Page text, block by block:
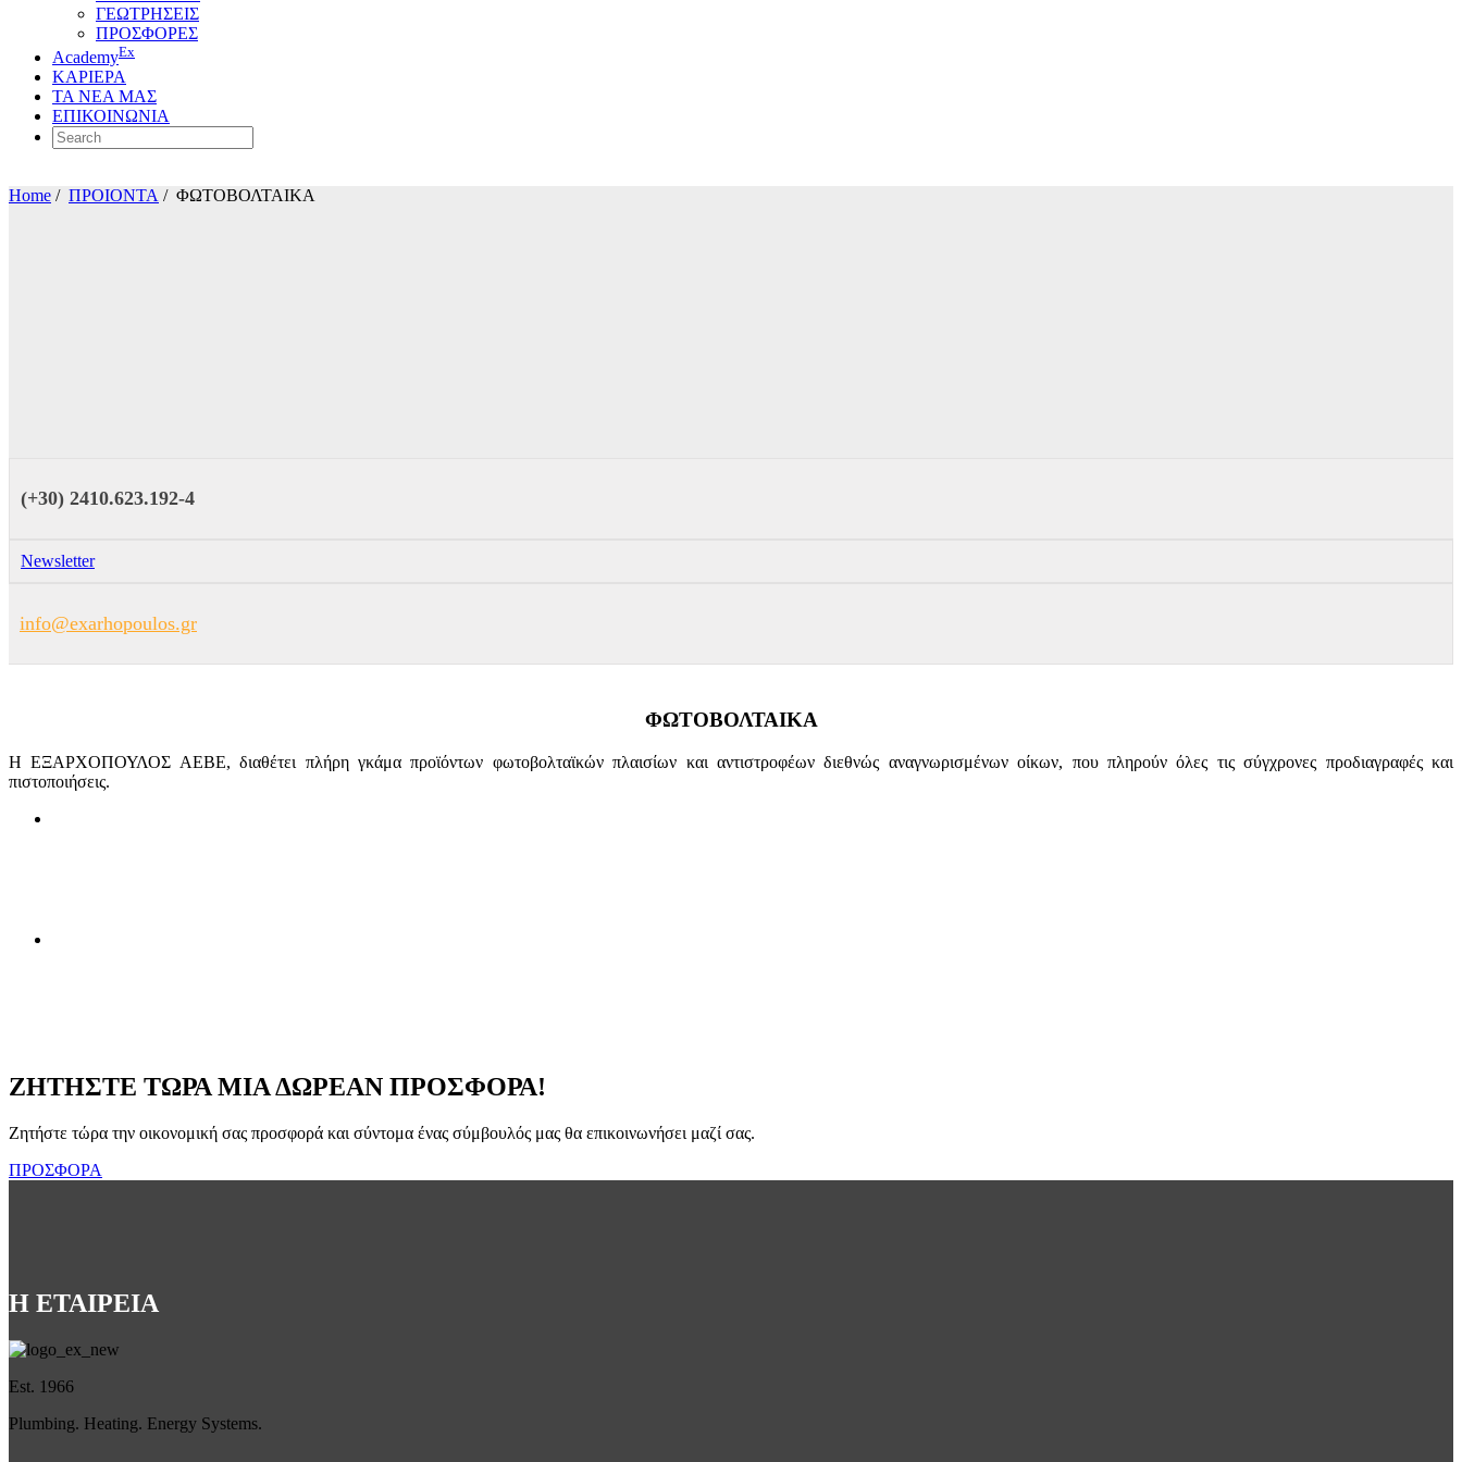
ΓΕΩΤΡΗΣΕΙΣ
ΠΡΟΣΦΟΡΕΣ
AcademyEx
ΚΑΡΙΕΡΑ
ΤΑ ΝΕΑ ΜΑΣ
ΕΠΙΚΟΙΝΩΝΙΑ
Home / ΠΡΟΙΟΝΤΑ / ΦΩΤΟΒΟΛΤΑΙΚΑ
(+30) 2410.623.192-4
Newsletter
info@exarhopoulos.gr
ΦΩΤΟΒΟΛΤΑΙΚΑ
Η ΕΞΑΡΧΟΠΟΥΛΟΣ ΑΕΒΕ, διαθέτει πλήρη γκάμα προϊόντων φωτοβολταϊκών πλαισίων και αντιστροφέων διεθνώς αναγνωρισμένων οίκων, που πληρούν όλες τις σύγχρονες προδιαγραφές και
πιστοποιήσεις.
ΖΗΤΗΣΤΕ ΤΩΡΑ ΜΙΑ ΔΩΡΕΑΝ ΠΡΟΣΦΟΡΑ!
Ζητήστε τώρα την οικονομική σας προσφορά και σύντομα ένας σύμβουλός μας θα επικοινωνήσει μαζί σας.
ΠΡΟΣΦΟΡΑ
Η ΕΤΑΙΡΕΙΑ
Est. 1966
Plumbing. Heating. Energy Systems.